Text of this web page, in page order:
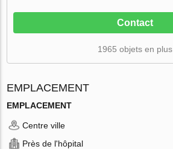
Contact
1965 objets en plus
EMPLACEMENT
EMPLACEMENT
Centre ville
Près de l'hôpital